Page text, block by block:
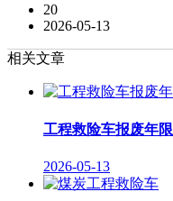
20
2026-05-13
相关文章
工程救险车报废年限
2026-05-13